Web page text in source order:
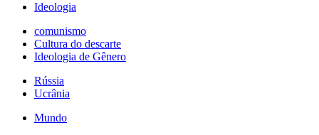
Ideologia
comunismo
Cultura do descarte
Ideologia de Gênero
Rússia
Ucrânia
Mundo